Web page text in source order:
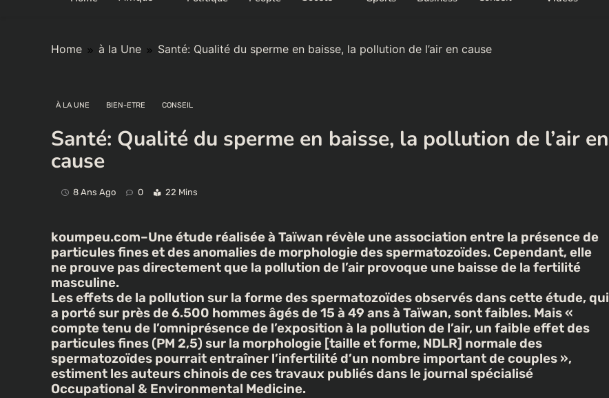
Home à la Une Santé: Qualité du sperme en baisse, la pollution de l’air en cause
À LA UNE BIEN-ETRE CONSEIL
Santé: Qualité du sperme en baisse, la pollution de l’air en
cause
8 Ans Ago 0 22 Mins
koumpeu.com–Une étude réalisée à Taïwan révèle une association entre la présence de
particules fines et des anomalies de morphologie des spermatozoïdes. Cependant, elle
ne prouve pas directement que la pollution de l’air provoque une baisse de la fertilité
masculine.
Les effets de la pollution sur la forme des spermatozoïdes observés dans cette étude, qui
a porté sur près de 6.500 hommes âgés de 15 à 49 ans à Taïwan, sont faibles. Mais «
compte tenu de l’omniprésence de l’exposition à la pollution de l’air, un faible effet des
particules fines (PM 2,5) sur la morphologie [taille et forme, NDLR] normale des
spermatozoïdes pourrait entraîner l’infertilité d’un nombre important de couples »,
estiment les auteurs chinois de ces travaux publiés dans le journal spécialisé
Occupational & Environmental Medicine.